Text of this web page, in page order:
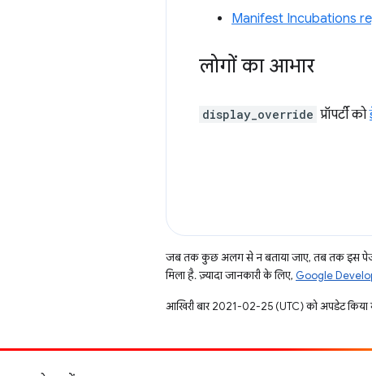
Manifest Incubations
लोगों का आभार
display_override प्रॉपर्टी को
जब तक कुछ अलग से न बताया जाए, तब तक इस पेज
मिला है. ज़्यादा जानकारी के लिए, Google
आखिरी बार 2021-02-25 (UTC) को अपडेट किया